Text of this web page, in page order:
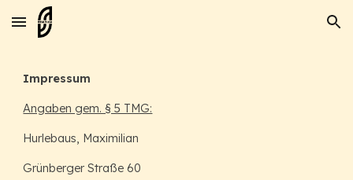
Skip to main content Skip to navigation
Impressum
Angaben gem. § 5 TMG:
Hurlebaus, Maximilian
Grünberger Straße 60